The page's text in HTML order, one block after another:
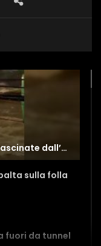
Alluvione in Messico, auto trascinate dall’acqua
sulla folla
fuori da tunnel